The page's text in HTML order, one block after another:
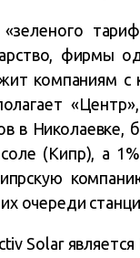
фирмы
компаниям
в
(Кипр), а
очереди
Solar